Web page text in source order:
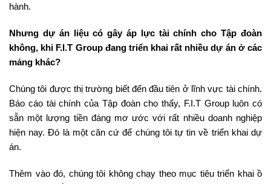
hành.
Nhưng dự án liệu có gây áp lực tài chính cho Tập đoàn
không, khi F.I.T Group đang triển khai rất nhiều dự án ở các
mảng khác?
Chúng tôi được thị trường biết đến đầu tiên ở lĩnh vực tài chính.
Báo cáo tài chính của Tập đoàn cho thấy, F.I.T Group luôn có
sẵn một lượng tiền đáng mơ ước với rất nhiều doanh nghiệp
hiện nay. Đó là một căn cứ để chúng tôi tự tin về triển khai dự
án.
Thêm vào đó, chúng tôi không chạy theo mục tiêu triển khai ồ